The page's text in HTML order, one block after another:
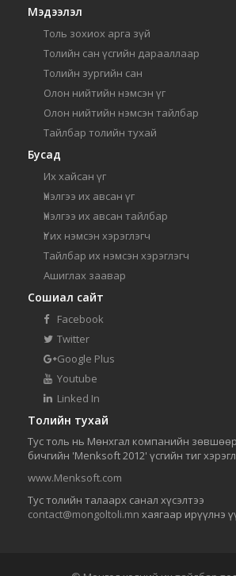
Мэдээлэл
Толь зохиох арга зүй
Толийн сан үсгийн дарааллаар
Толийн зургийн сан
Олон нийтийн нэмсэн үг
Олон нийтийн нэмсэн тайлбар
Тайлбар толийн тухай
Бусад
Их хайсан үг
Үнэлгээ их авсан үг
Үнэлгээ их авсан тайлбар
Үг их нэмсэн хэрэглэгч
Тайлбар их нэмсэн хэрэглэгч
Ашиглах заавар
Сошиал сайт
Facebook
Twitter
Google Plus
Youtube
Linked In
Толийн тухай
Тус толь нь Мөнхгал компанийн
бичгийн 'Menksoft 2012' үсгийн тиг
www.Menksoft.com
Тус толийн талаарх санал хүсэлтээ
contact@mongoltoli.mn хаягаар ирүүлнэ